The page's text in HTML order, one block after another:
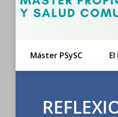
Máster PSySC